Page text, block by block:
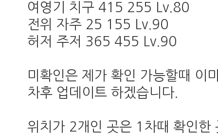
여영기 치구 415 255 Lv.80
전위 자주 25 155 Lv.90
허저 주저 365 455 Lv.90
미확인은 제가 확인 가능할때 이
차후 업데이트 하겠습니다.
위치가 2개인 곳은 1차때 확인한